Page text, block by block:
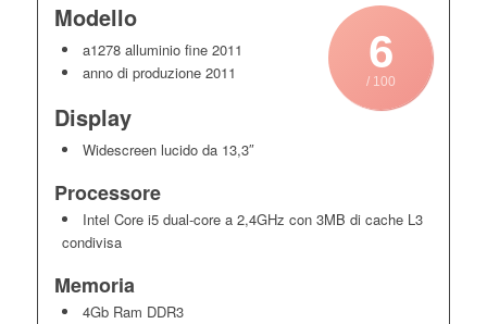
6
/ 100
Modello
a1278 alluminio fine 2011
anno di produzione 2011
Display
Widescreen lucido da 13,3″
Processore
Intel Core i5 dual-core a 2,4GHz con 3MB di cache L3
condivisa
Memoria
4Gb Ram DDR3